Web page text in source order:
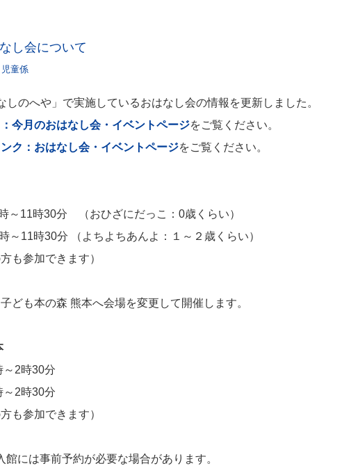
し会について
児童係
しのへや」で実施しているおはなし会の情報を更新しました。
今月のおはなし会・イベントページをご覧ください。
ク：おはなし会・イベントページをご覧ください。
11時30分 （おひざにだっこ：0歳くらい）
11時30分 （よちよちあんよ：１～２歳くらい）
も参加できます）
ども本の森 熊本へ会場を変更して開催します。
2時30分
2時30分
も参加できます）
には事前予約が必要な場合があります。